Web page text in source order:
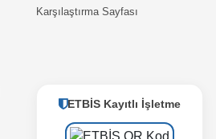
Karşılaştırma Sayfası
ETBİS Kayıtlı İşletme